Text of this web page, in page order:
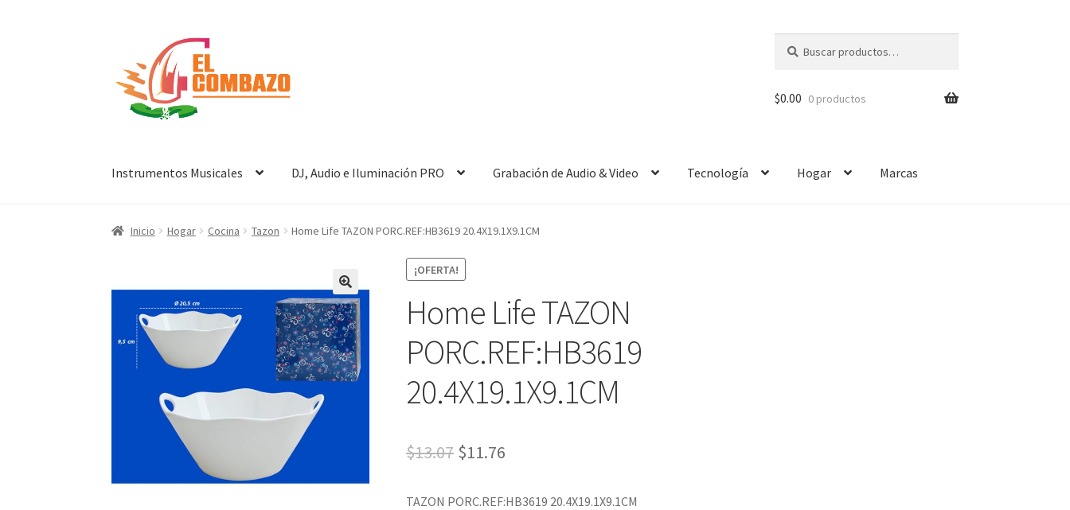
Instrumentos Musicales DJ, Audio e Iluminación PRO Grabación de Audio & Video Tecnología Hogar Marcas
$0.00 0 productos
Inicio Hogar Cocina Tazon Home Life TAZON PORC.REF:HB3619 20.4X19.1X9.1CM
¡OFERTA!
Home Life TAZON
PORC.REF:HB3619
20.4X19.1X9.1CM
$13.07 $11.76
TAZON PORC.REF:HB3619 20.4X19.1X9.1CM